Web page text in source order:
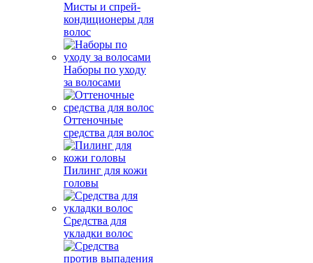
Мисты и спрей-
кондиционеры для
волос
Наборы по уходу
за волосами
Оттеночные
средства для волос
Пилинг для кожи
головы
Средства для
укладки волос